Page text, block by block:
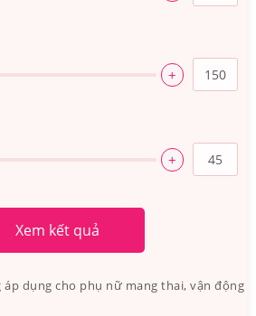
+
+
Xem kết quả
dụng cho phụ nữ mang thai, vận động